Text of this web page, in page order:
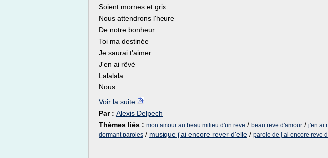
Soient mornes et gris
Nous attendrons l'heure
De notre bonheur
Toi ma destinée
Je saurai t'aimer
J'en ai rêvé
Lalalala...
Nous...
Voir la suite
Par : Alexis Delpech
Thèmes liés : mon amour au beau milieu d'un reve / beau reve d'amour / j'en ai
dormant paroles / musique j'ai encore rever d'elle / parole de j ai encore reve